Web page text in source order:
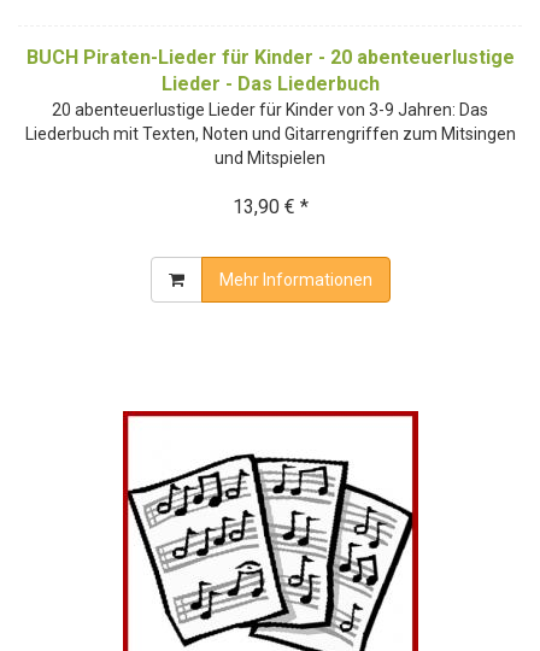
BUCH Piraten-Lieder für Kinder - 20 abenteuerlustige
Lieder - Das Liederbuch
20 abenteuerlustige Lieder für Kinder von 3-9 Jahren: Das
Liederbuch mit Texten, Noten und Gitarrengriffen zum Mitsingen
und Mitspielen
13,90 € *
Mehr Informationen